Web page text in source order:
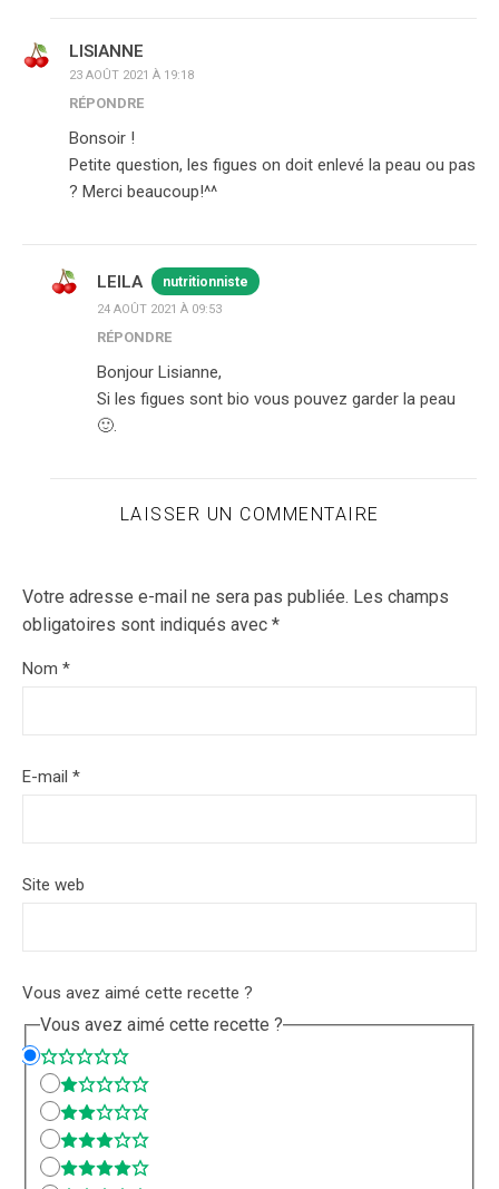
LISIANNE
23 AOÛT 2021 À 19:18
RÉPONDRE
Bonsoir !
Petite question, les figues on doit enlevé la peau ou pas
? Merci beaucoup!^^
LEILA nutritionniste
24 AOÛT 2021 À 09:53
RÉPONDRE
Bonjour Lisianne,
Si les figues sont bio vous pouvez garder la peau
🙂.
LAISSER UN COMMENTAIRE
Votre adresse e-mail ne sera pas publiée. Les champs
obligatoires sont indiqués avec *
Nom *
E-mail *
Site web
Vous avez aimé cette recette ?
Vous avez aimé cette recette ?